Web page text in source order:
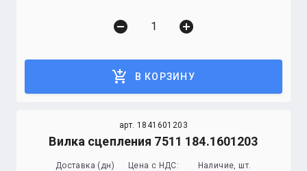
remove_circle add_circle
add_shopping_cart В КОРЗИНУ
арт. 1841601203
Вилка сцепления 7511 184.1601203
Доставка (дн) Цена с НДС: Наличие, шт.